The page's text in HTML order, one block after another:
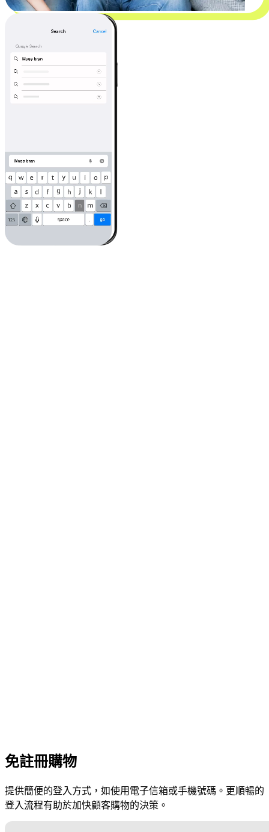
免註冊購物
提供簡便的登入方式，如使用電子信箱或手機號碼。更順暢的
登入流程有助於加快顧客購物的決策。